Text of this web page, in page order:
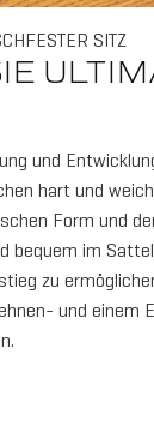
SITZ
und
hart und
Form und
bequem im
zu
und einem